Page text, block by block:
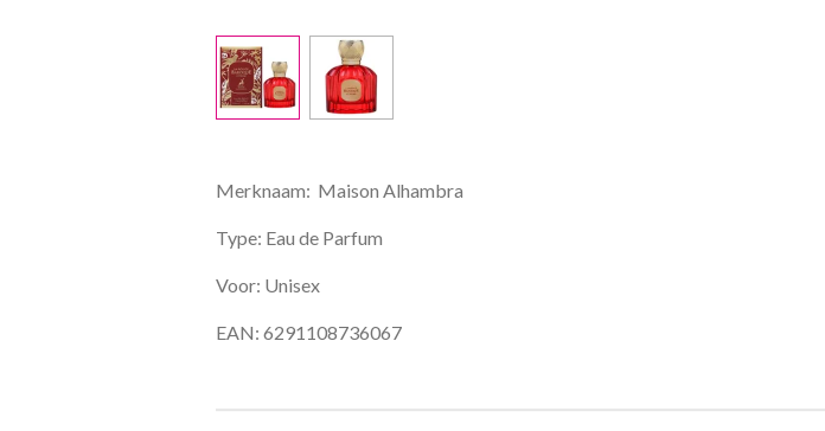
Merknaam: Maison Alhambra
Type: Eau de Parfum
Voor: Unisex
EAN: 6291108736067